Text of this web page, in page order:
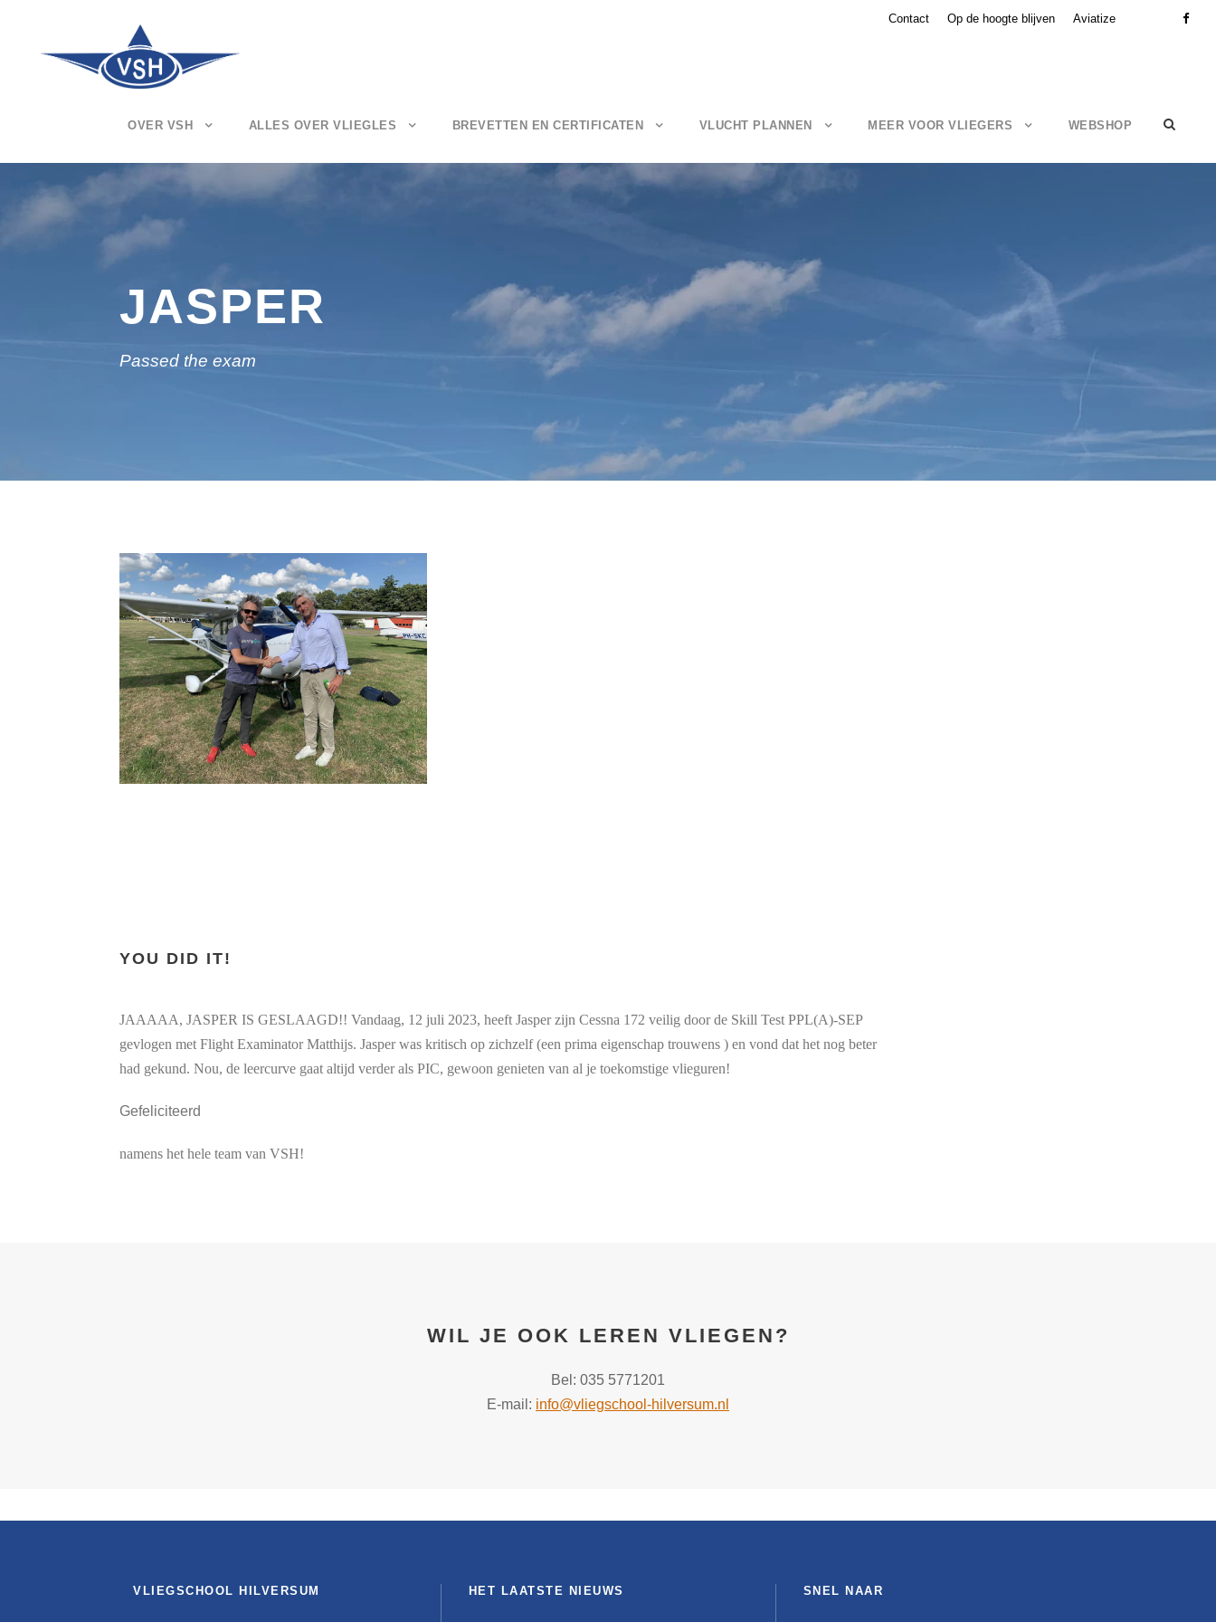
Contact Op de hoogte blijven Aviatize
OVER VSH ALLES OVER VLIEGLES BREVETTEN EN CERTIFICATEN VLUCHT PLANNEN MEER VOOR VLIEGERS WEBSHOP
JASPER
Passed the exam
YOU DID IT!
JAAAAA, JASPER IS GESLAAGD!! Vandaag, 12 juli 2023, heeft Jasper zijn Cessna 172 veilig door de Skill Test PPL(A)-SEP
gevlogen met Flight Examinator Matthijs. Jasper was kritisch op zichzelf (een prima eigenschap trouwens ) en vond dat het nog beter
had gekund. Nou, de leercurve gaat altijd verder als PIC, gewoon genieten van al je toekomstige vlieguren!
Gefeliciteerd
namens het hele team van VSH!
WIL JE OOK LEREN VLIEGEN?
Bel: 035 5771201
E-mail: info@vliegschool-hilversum.nl
VLIEGSCHOOL HILVERSUM HET LAATSTE NIEUWS SNEL NAAR